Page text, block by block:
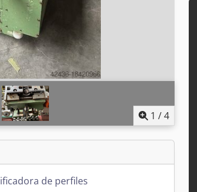
1 /4
de perfiles